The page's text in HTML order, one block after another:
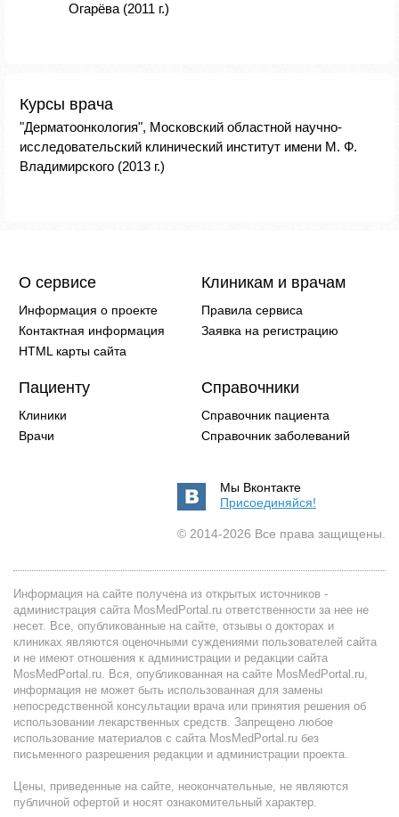
Огарёва (2011 г.)
Курсы врача
"Дерматоонкология", Московский областной научно-
исследовательский клинический институт имени М. Ф.
Владимирского (2013 г.)
О сервисе
Информация о проекте
Контактная информация
HTML карты сайта
Клиникам и врачам
Правила сервиса
Заявка на регистрацию
Пациенту
Клиники
Врачи
Справочники
Справочник пациента
Справочник заболеваний
Мы Вконтакте
Присоединяйся!
© 2014-2026 Все права защищены.
Информация на сайте получена из открытых источников -
администрация сайта MosMedPortal.ru ответственности за нее не
несет. Все, опубликованные на сайте, отзывы о докторах и
клиниках являются оценочными суждениями пользователей сайта
и не имеют отношения к администрации и редакции сайта
MosMedPortal.ru. Вся, опубликованная на сайте MosMedPortal.ru,
информация не может быть использованная для замены
непосредственной консультации врача или принятия решения об
использовании лекарственных средств. Запрещено любое
использование материалов с сайта MosMedPortal.ru без
письменного разрешения редакции и администрации проекта.
Цены, приведенные на сайте, неокончательные, не являются
публичной офертой и носят ознакомительный характер.